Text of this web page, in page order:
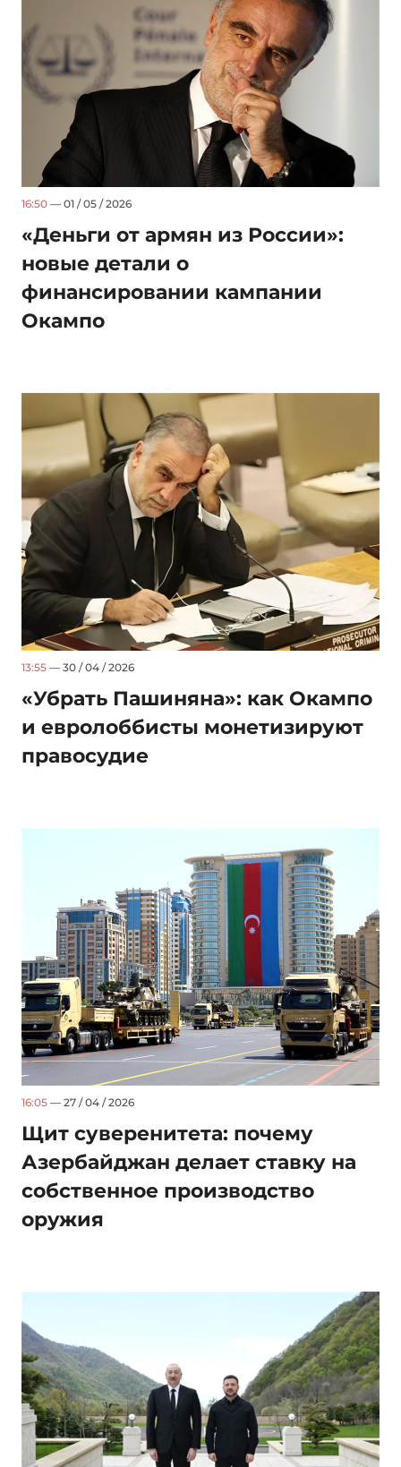
16:50 — 01 / 05 / 2026
«Деньги от армян из России»:
новые детали о
финансировании кампании
Окампо
13:55 — 30 / 04 / 2026
«Убрать Пашиняна»: как Окампо
и евролоббисты монетизируют
правосудие
16:05 — 27 / 04 / 2026
Щит суверенитета: почему
Азербайджан делает ставку на
собственное производство
оружия